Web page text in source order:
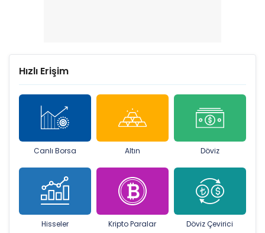
Hızlı Erişim
Canlı Borsa Altın Döviz
Hisseler Kripto Paralar Döviz Çevirici